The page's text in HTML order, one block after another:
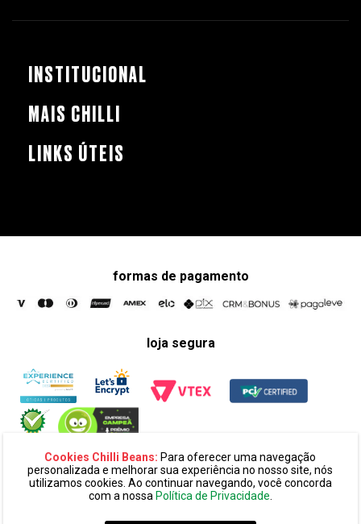
Cookies Chilli Beans: Para oferecer uma navegação
personalizada e melhorar sua experiência no nosso site, nós
utilizamos cookies. Ao continuar navegando, você concorda
com a nossa Política de Privacidade.
INSTITUCIONAL
MAIS CHILLI
LINKS ÚTEIS
formas de pagamento
loja segura
ltda. cnpj: 14.439.371/0002-60